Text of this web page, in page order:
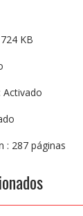
KB
: 287 páginas